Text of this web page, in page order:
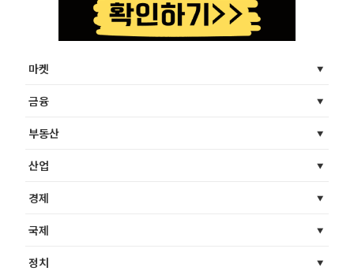
마켓
금융
부동산
산업
경제
국제
정치